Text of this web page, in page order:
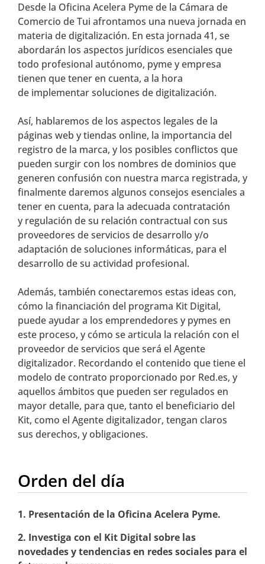
Desde la Oficina Acelera Pyme de la Cámara de
Comercio de Tui afrontamos una nueva jornada en
materia de digitalización. En esta jornada 41, se
abordarán los aspectos jurídicos esenciales que
todo profesional autónomo, pyme y empresa
tienen que tener en cuenta, a la hora
de implementar soluciones de digitalización.
Así, hablaremos de los aspectos legales de la
páginas web y tiendas online, la importancia del
registro de la marca, y los posibles conflictos que
pueden surgir con los nombres de dominios que
generen confusión con nuestra marca registrada, y
finalmente daremos algunos consejos esenciales a
tener en cuenta, para la adecuada contratación
y regulación de su relación contractual con sus
proveedores de servicios de desarrollo y/o
adaptación de soluciones informáticas, para el
desarrollo de su actividad profesional.
Además, también conectaremos estas ideas con,
cómo la financiación del programa Kit Digital,
puede ayudar a los emprendedores y pymes en
este proceso, y cómo se articula la relación con el
proveedor de servicios que será el Agente
digitalizador. Recordando el contenido que tiene el
modelo de contrato proporcionado por Red.es, y
aquellos ámbitos que pueden ser regulados en
mayor detalle, para que, tanto el beneficiario del
Kit, como el Agente digitalizador, tengan claros
sus derechos, y obligaciones.
Orden del día
1. Presentación de la Oficina Acelera Pyme.
2. Investiga con el Kit Digital sobre las
novedades y tendencias en redes sociales para el